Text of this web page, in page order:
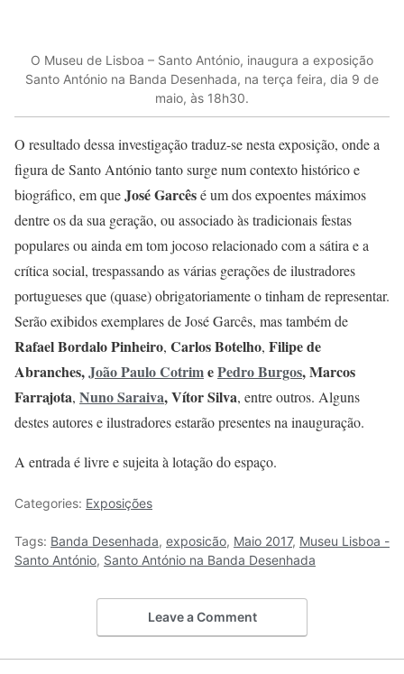
O Museu de Lisboa – Santo António, inaugura a exposição
Santo António na Banda Desenhada, na terça feira, dia 9 de
maio, às 18h30.
O resultado dessa investigação traduz-se nesta exposição, onde a
figura de Santo António tanto surge num contexto histórico e
biográfico, em queJosé Garcêsé um dos expoentes máximos
dentre os da sua geração, ou associado às tradicionais festas
populares ou ainda em tom jocoso relacionado com a sátira e a
crítica social, trespassando as várias gerações de ilustradores
portugueses que (quase) obrigatoriamente o tinham de representar.
Serão exibidos exemplares de José Garcês, mas também de
Rafael Bordalo Pinheiro, Carlos Botelho, Filipe de
Abranches,João Paulo CotrimePedro Burgos, Marcos
Farrajota, Nuno Saraiva, Vítor Silva, entre outros. Alguns
destes autores e ilustradores estarão presentes na inauguração.
A entrada é livre e sujeita à lotação do espaço.
Categories: Exposições
Tags: Banda Desenhada, exposicão, Maio 2017, Museu Lisboa -
Santo António, Santo António na Banda Desenhada
Leave a Comment